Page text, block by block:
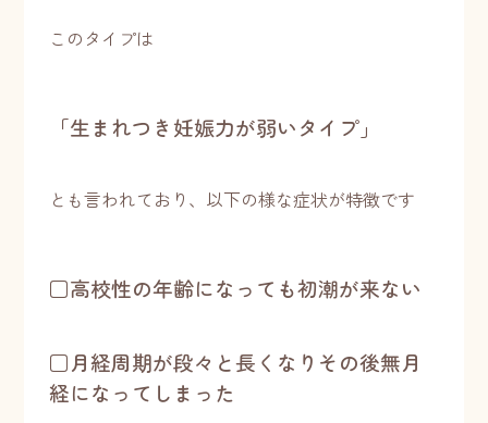
このタイプは
「生まれつき妊娠力が弱いタイプ」
とも言われており、以下の様な症状が特徴です
□高校性の年齢になっても初潮が来ない
□月経周期が段々と長くなりその後無月
経になってしまった